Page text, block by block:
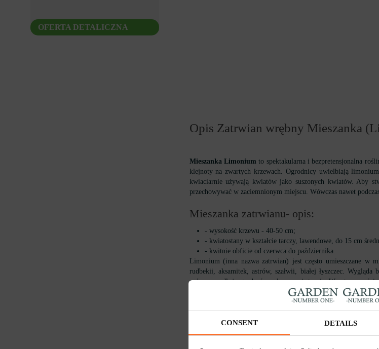
OFERTA DETALICZNA
Opis Zatrwian wrębny Mieszanka
Mieszanka Limonium to spektakularna i bezpretensjonalna
klejnoty na zwartych krzewach. Ogrodnicy uwielbiają
kwiaciarnie używają kwiatów jako suszonych kwiatów. Aby
przechowywać w zaciemnionym miejscu. Wówczas nawet
Mieszanka zatrwianu- opis:
- wysokość krzewu - 40-50 cm;
- kwiatostany w kształcie tarczy, lawendowe, do 15 cm
- kwitnie obficie od czerwca do października.
Limonium (inna nazwa zatrwian) jest często umieszczane w
rudbekii, aksamitek, astrów, szałwii, białej łyszczec.
sadzony wzdłuż ogrodzeń po słonecznej stronie. W naturze
Cechy uprawy limonium z nasion:
- najłatwiej jest go uprawiać przez bezpośredni siew do
CONSENT DETAILS